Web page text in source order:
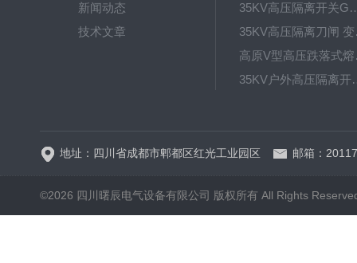
新闻动态
技术文章
35KV高压隔离开关
高
35KV户外
地址：四川省成都市郫都区红光工业园区 邮箱：
©2026 四川曙辰电气设备有限公司 版权所有 All Rights